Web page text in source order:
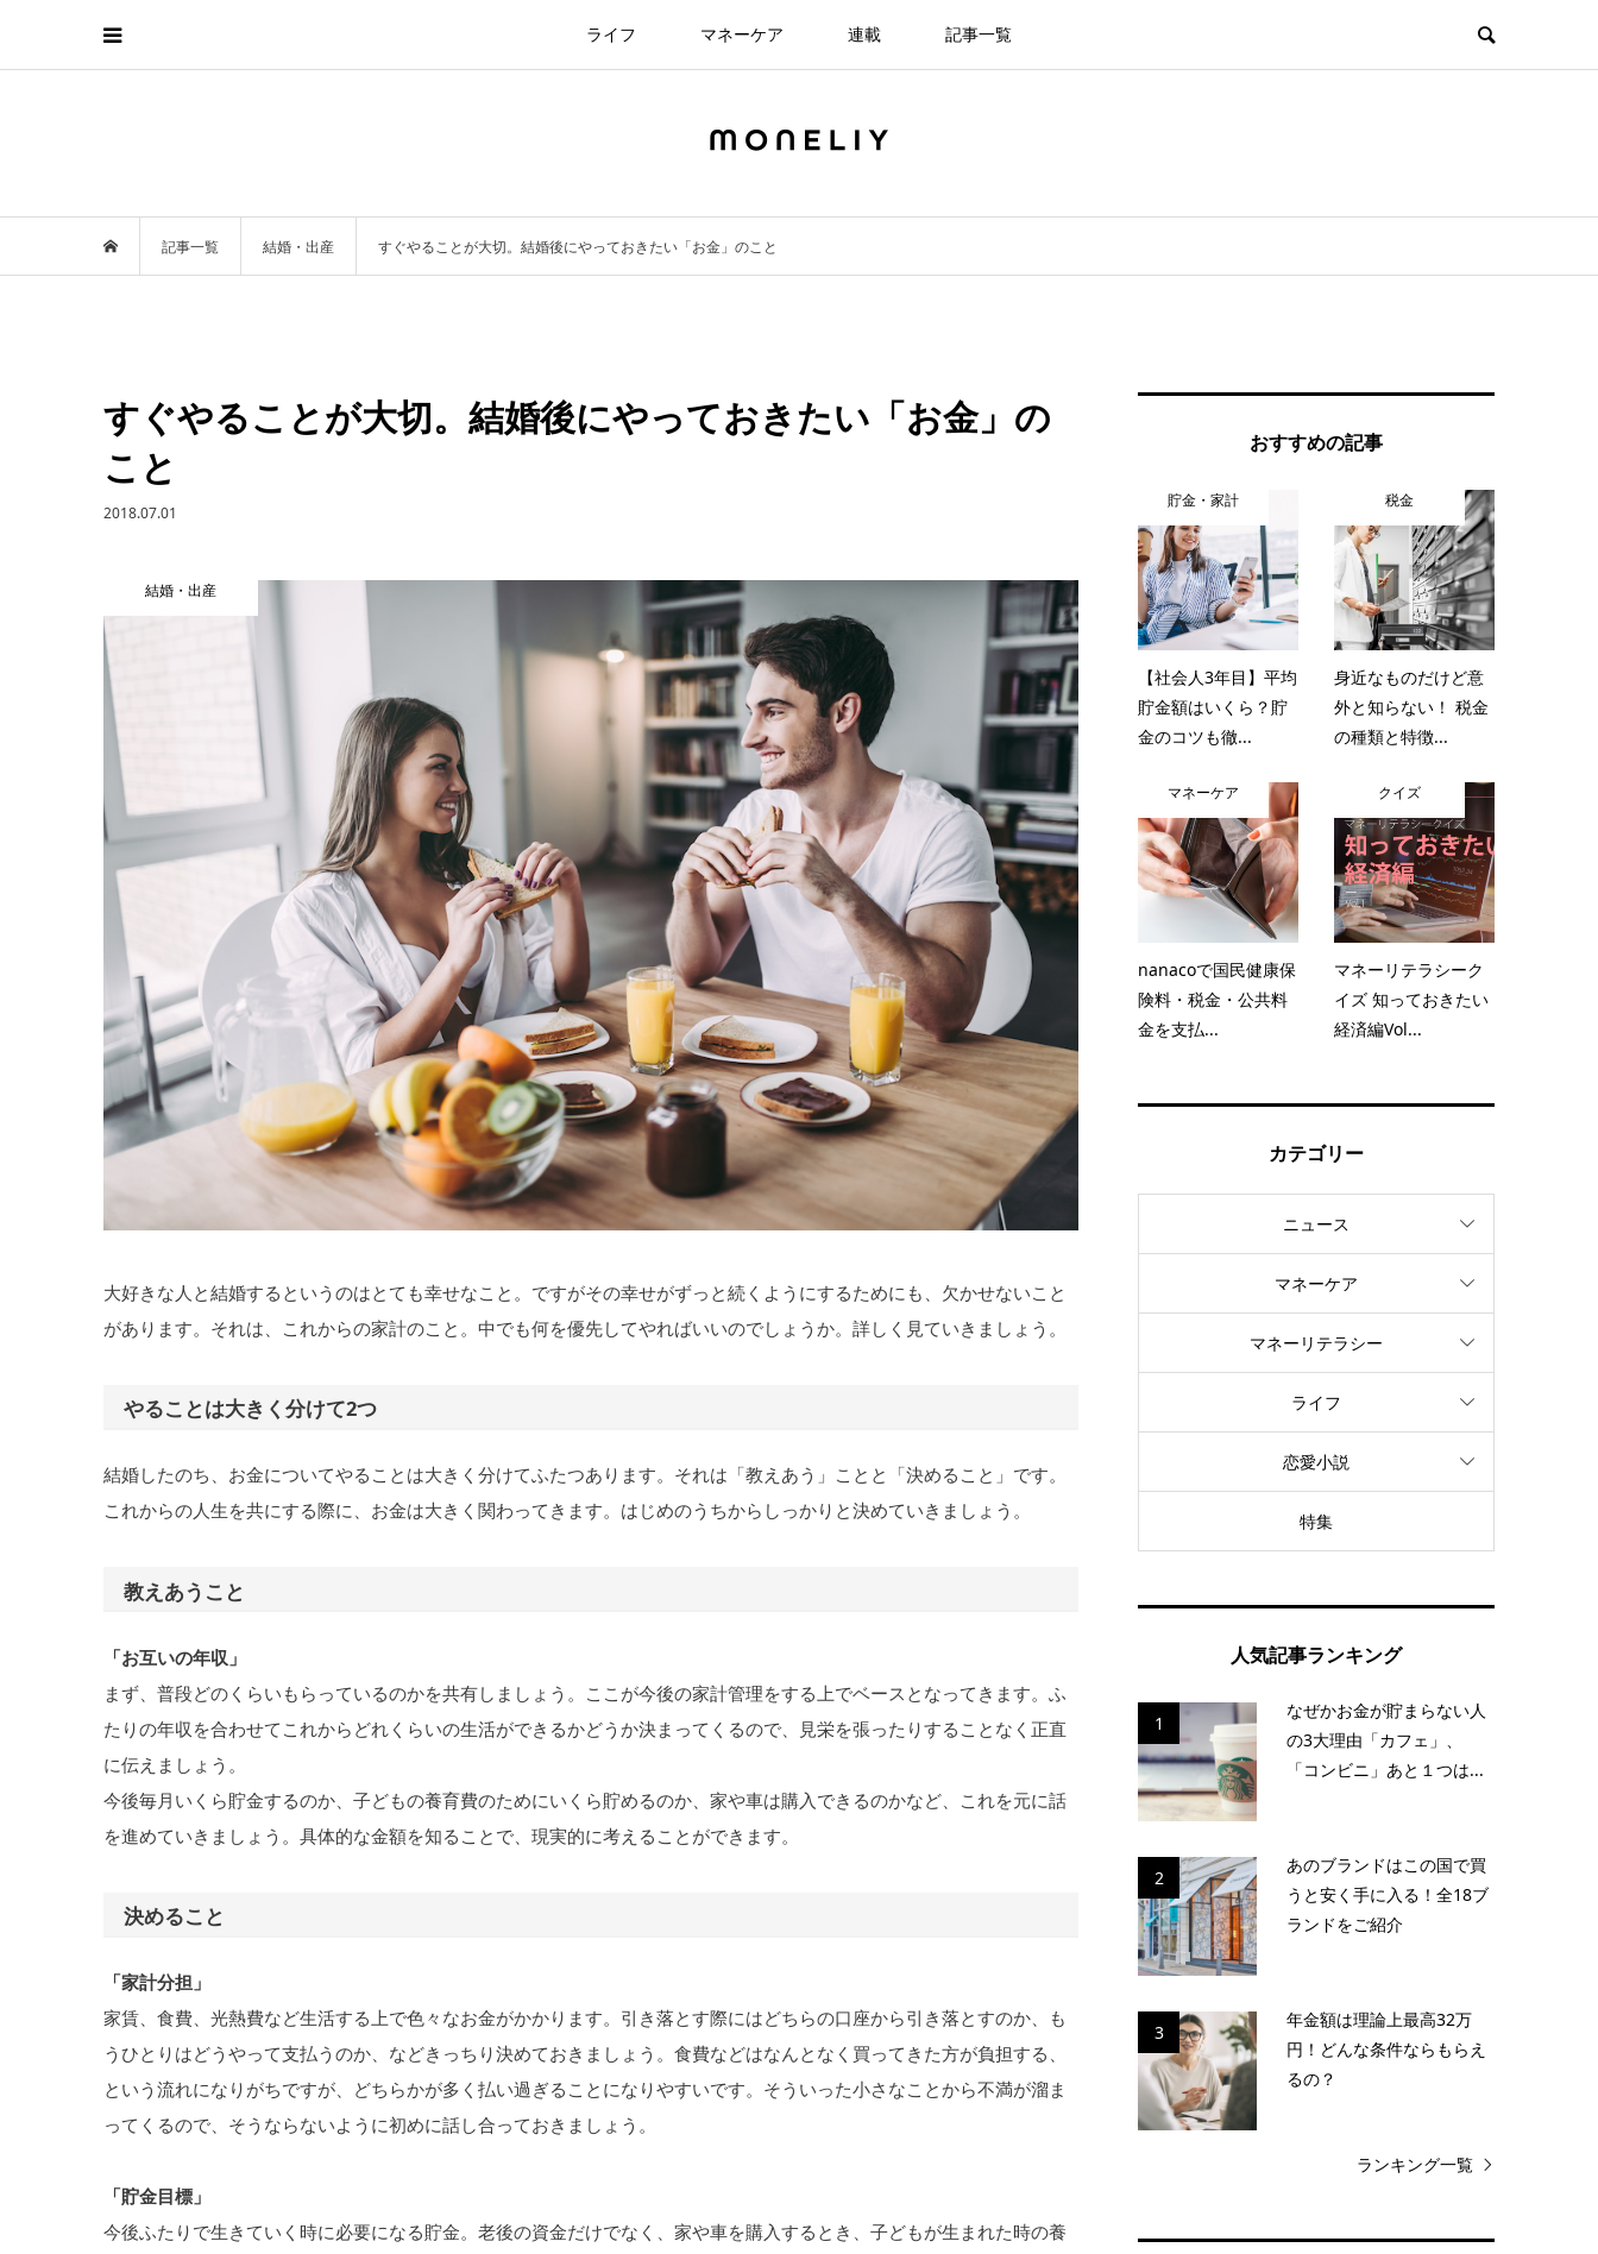
ライフ マネーケア 連載 記事一覧
記事一覧 結婚・出産 すぐやることが大切。結婚後にやっておきたい「お金」のこと
すぐやることが大切。結婚後にやっておきたい「お金」の
こと
2018.07.01
結婚・出産
大好きな人と結婚するというのはとても幸せなこと。ですがその幸せがずっと続くようにするためにも、欠かせないこと
があります。それは、これからの家計のこと。中でも何を優先してやればいいのでしょうか。詳しく見ていきましょう。
やることは大きく分けて2つ
結婚したのち、お金についてやることは大きく分けてふたつあります。それは「教えあう」ことと「決めること」です。
これからの人生を共にする際に、お金は大きく関わってきます。はじめのうちからしっかりと決めていきましょう。
教えあうこと
「お互いの年収」
まず、普段どのくらいもらっているのかを共有しましょう。ここが今後の家計管理をする上でベースとなってきます。ふ
たりの年収を合わせてこれからどれくらいの生活ができるかどうか決まってくるので、見栄を張ったりすることなく正直
に伝えましょう。
今後毎月いくら貯金するのか、子どもの養育費のためにいくら貯めるのか、家や車は購入できるのかなど、これを元に話
を進めていきましょう。具体的な金額を知ることで、現実的に考えることができます。
決めること
「家計分担」
家賃、食費、光熱費など生活する上で色々なお金がかかります。引き落とす際にはどちらの口座から引き落とすのか、も
うひとりはどうやって支払うのか、などきっちり決めておきましょう。食費などはなんとなく買ってきた方が負担する、
という流れになりがちですが、どちらかが多く払い過ぎることになりやすいです。そういった小さなことから不満が溜ま
ってくるので、そうならないように初めに話し合っておきましょう。
「貯金目標」
今後ふたりで生きていく時に必要になる貯金。老後の資金だけでなく、家や車を購入するとき、子どもが生まれた時の養
おすすめの記事
貯金・家計
【社会人3年目】平均
貯金額はいくら？貯
金のコツも徹...
税金
身近なものだけど意
外と知らない！ 税金
の種類と特徴...
マネーケア
nanacoで国民健康保
険料・税金・公共料
金を支払...
クイズ
マネーリテラシーク
イズ 知っておきたい
経済編Vol...
カテゴリー
ニュース
マネーケア
マネーリテラシー
ライフ
恋愛小説
特集
人気記事ランキング
1
なぜかお金が貯まらない人
の3大理由「カフェ」、
「コンビニ」あと１つは...
2
あのブランドはこの国で買
うと安く手に入る！全18ブ
ランドをご紹介
3
年金額は理論上最高32万
円！どんな条件ならもらえ
るの？
ランキング一覧